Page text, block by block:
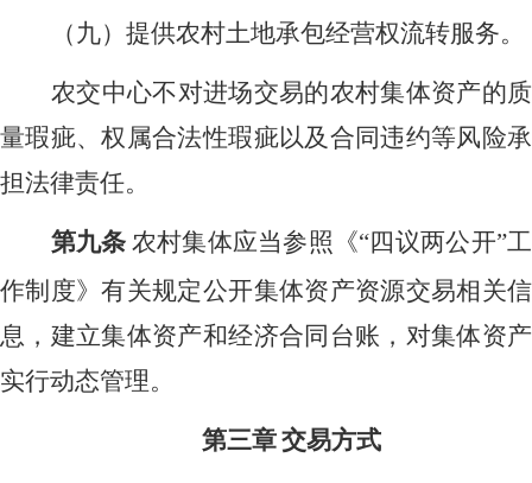
（九）提供农村土地承包经营权流转服务。
农交中心不对进场交易的农村集体资产的质
量瑕疵、权属合法性瑕疵以及合同违约等风险承
担法律责任。
第九条 农村集体应当参照《“四议两公开”工
作制度》有关规定公开集体资产资源交易相关信
息，建立集体资产和经济合同台账，对集体资产
实行动态管理。
第三章交易方式